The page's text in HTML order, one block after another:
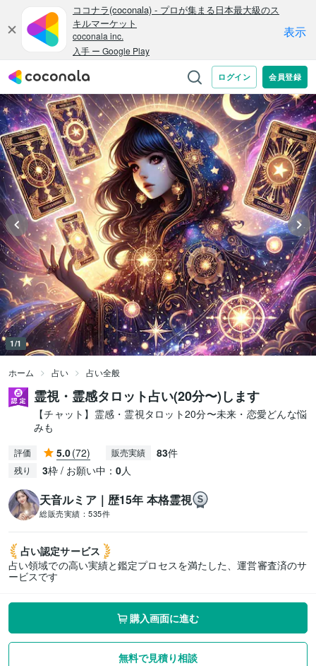
1/1
ホーム 占い 占い全般
霊視・霊感タロット占い(20分〜)します
【チャット】霊感・霊視タロット20分〜未来・恋愛どんな悩
みも
評価 5.0(72) 販売実績 83件
残り 3枠 / お願い中： 0人
天音ルミア｜歴15年 本格霊視
総販売実績： 535件
占い認定サービス
占い領域での高い実績と鑑定プロセスを満たした、運営審査済のサ
ービスです
購入画面に進む
無料で見積り相談